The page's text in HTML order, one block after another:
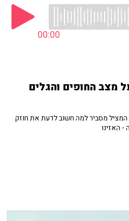
00:00
מצב החופים והגלים
המציל מסביר למה חשוב לדעת את חוזק
- האזינו